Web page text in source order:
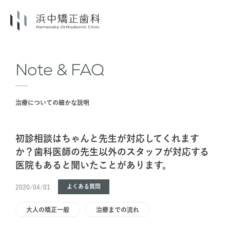
Note & FAQ
治療についての細かな説明
初診相談はちゃんと先生が対応してくれます
か？歯科医師の先生以外のスタッフが対応する
医院もあると聞いたことがあります。
2020/04/01 よくある質問
大人の矯正一般 治療までの流れ